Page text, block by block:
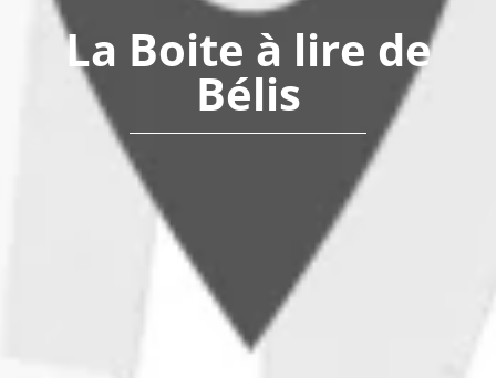
La Boite à lire de
Bélis